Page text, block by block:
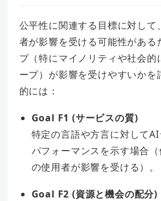
公平性に関連する目標に対して
者が影響を受ける可能性がある
プ（特にマイノリティや社会的
ープ）が影響を受けやすいかを
的には：
Goal F1 (サービスの質)
特定の言語や方言に対して
パフォーマンスを示す場合
の使用者が影響を受ける）。
Goal F2 (資源と機会の配分)